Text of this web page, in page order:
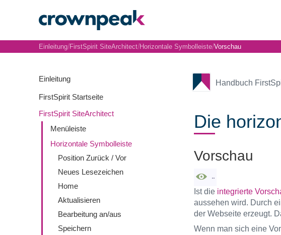
Einleitung
FirstSpirit Startseite
FirstSpirit SiteArchitect
Menüleiste
Horizontale Symbolleiste
Position Zurück / Vor
Neues Lesezeichen
Home
Aktualisieren
Bearbeitung an/aus
Speichern
Handbuch
Einleitung/FirstSpirit SiteArchitect/Horizontale Symbolleiste/Vorschau
Die
Vorschau
Ist die integrierte
aussehen wird. Durch
der Webseite erzeugt.
Wenn man sich eine